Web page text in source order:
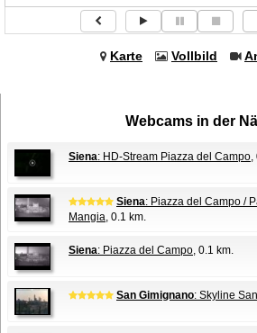
Karte Vollbild
Webcams in der
Siena: HD-Stream Piazza del Campo,
Siena: Piazza del Campo /
Mangia, 0.1 km.
Siena: Piazza del Campo, 0.1 km.
San Gimignano: Skyline